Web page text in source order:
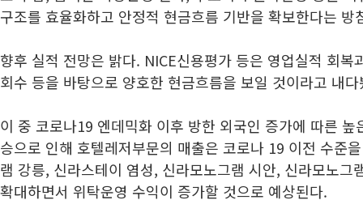
구조를 효율화하고 안정적 현금흐름 기반을 확보한다는 방
향후 실적 전망은 밝다. NICE신용평가 등은 영업실적 회복
회수 등을 바탕으로 양호한 현금흐름을 보일 것이라고 내
이 중 코로나19 엔데믹화 이후 방한 외국인 증가에 따른
승으로 인해 호텔레저부문의 매출은 코로나 19 이전 수준
램 강릉, 신라스테이 염성, 신라모노그램 시안, 신라모노그
확대하면서 위탁운영 수익이 증가할 것으로 예상된다.